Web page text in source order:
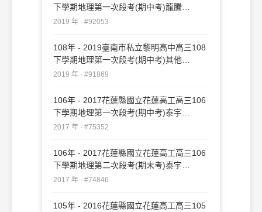
下學期地理第一次段考(期中考)龍騰
#92053
2019 年 · #92053
108年 - 2019臺南市私立黎明高中高三108
下學期地理第一次段考(期中考)其他
#91869
2019 年 · #91869
106年 - 2017花蓮縣國立花蓮高工高三106
下學期地理第一次段考(期中考)泰宇
#75352
2017 年 · #75352
106年 - 2017花蓮縣國立花蓮高工高三106
下學期地理第二次段考(期末考)泰宇
#74846
2017 年 · #74846
105年 - 2016花蓮縣國立花蓮高工高三105